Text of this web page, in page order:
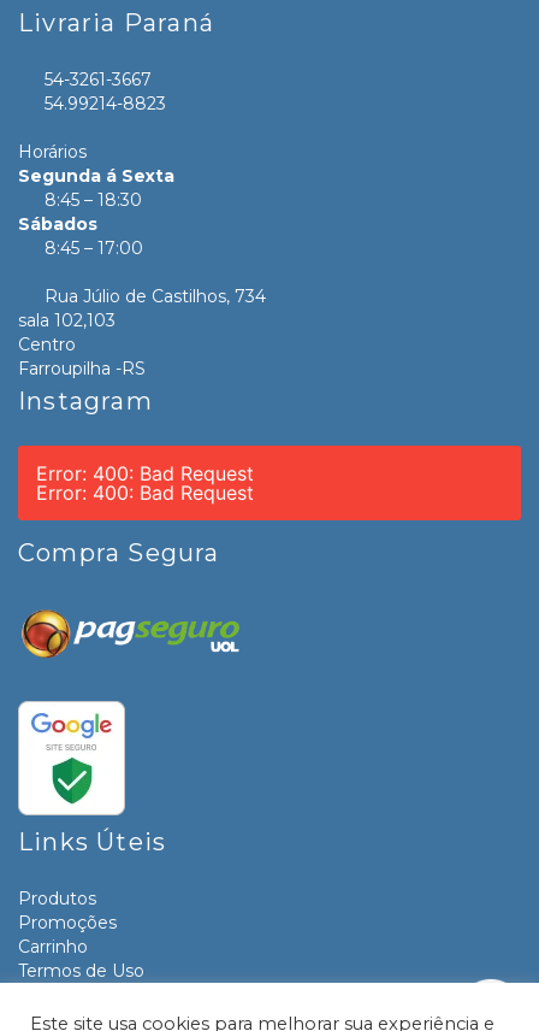
Livraria Paraná
54-3261-3667
54.99214-8823
Horários
Segunda á Sexta
8:45 – 18:30
Sábados
8:45 – 17:00
Rua Júlio de Castilhos, 734
sala 102,103
Centro
Farroupilha -RS
Instagram
Error: 400: Bad Request
Error: 400: Bad Request
Compra Segura
Links Úteis
Produtos
Promoções
Carrinho
Termos de Uso
Contato
Este site usa cookies para melhorar sua experiência e